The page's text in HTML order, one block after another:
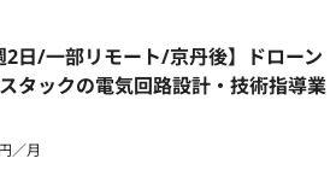
2日/一部リモート/京丹後】ドローン
タックの電気回路設計・技術指導業
円／月